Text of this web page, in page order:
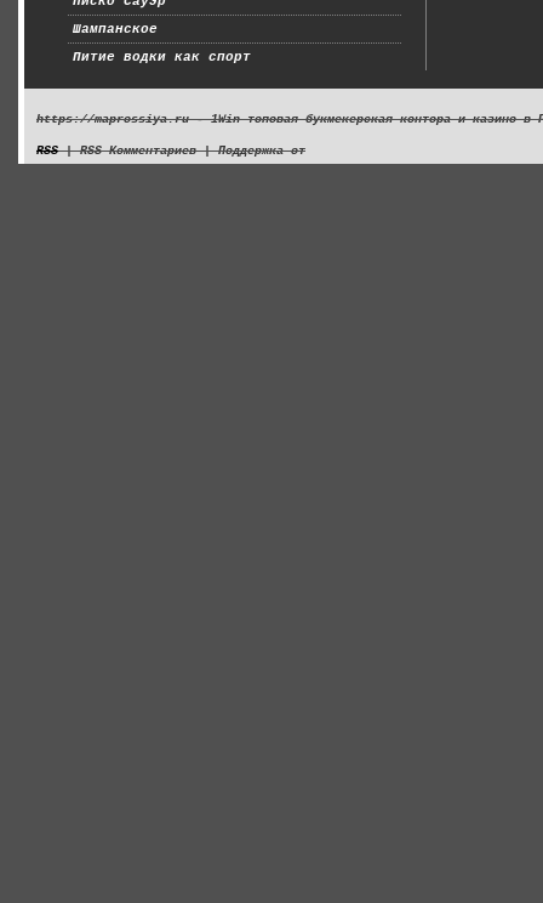
Шампанское
Питие водки как спорт
https://maprossiya.ru - 1Win топовая букмекерская контора и казино в
RSS| RSS Комментариев | Поддержка от